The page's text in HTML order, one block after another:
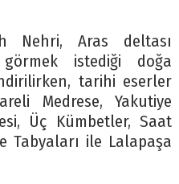
Nehri, Aras deltası
istediği doğa
tarihi eserler
Medrese, Yakutiye
Üç Kümbetler, Saat
Tabyaları ile Lalapaşa